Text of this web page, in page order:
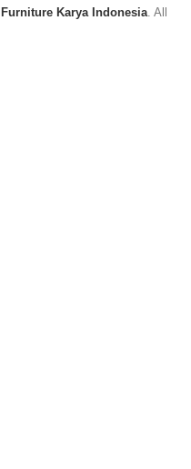
Furniture Karya Indonesia . All